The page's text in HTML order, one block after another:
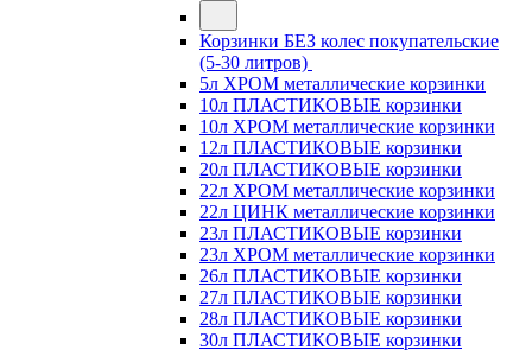
Корзинки БЕЗ колес покупательские
(5-30 литров)
5л ХРОМ металлические корзинки
10л ПЛАСТИКОВЫЕ корзинки
10л ХРОМ металлические корзинки
12л ПЛАСТИКОВЫЕ корзинки
20л ПЛАСТИКОВЫЕ корзинки
22л ХРОМ металлические корзинки
22л ЦИНК металлические корзинки
23л ПЛАСТИКОВЫЕ корзинки
23л ХРОМ металлические корзинки
26л ПЛАСТИКОВЫЕ корзинки
27л ПЛАСТИКОВЫЕ корзинки
28л ПЛАСТИКОВЫЕ корзинки
30л ПЛАСТИКОВЫЕ корзинки